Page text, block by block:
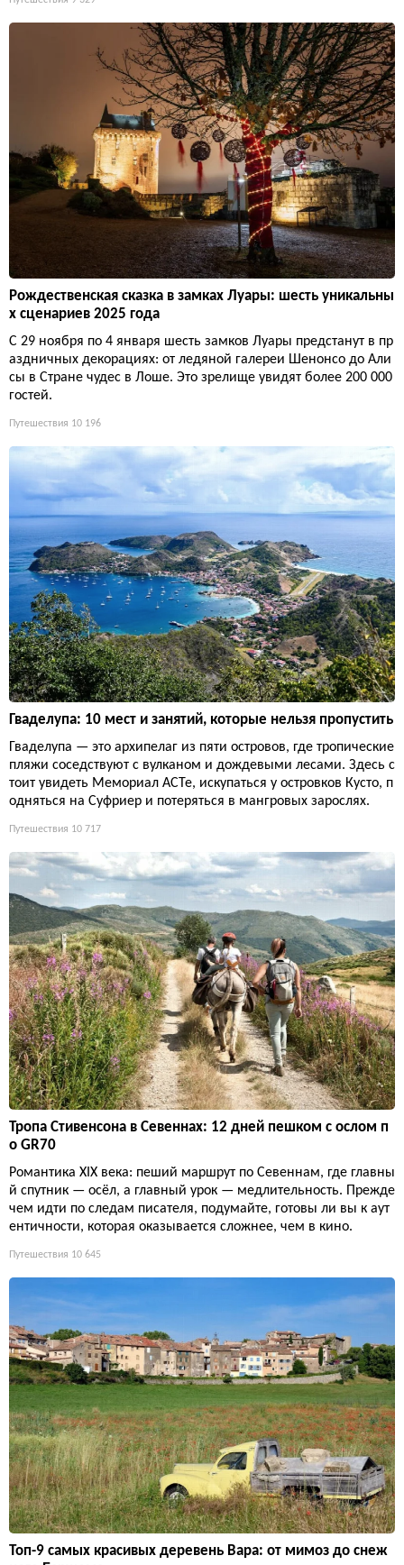
Рождественская сказка в замках Луары: шесть уникальны
х сценариев 2025 года
С 29 ноября по 4 января шесть замков Луары предстанут в пр
аздничных декорациях: от ледяной галереи Шенонсо до Али
сы в Стране чудес в Лоше. Это зрелище увидят более 200 000
гостей.
Путешествия 10 196
Гваделупа: 10 мест и занятий, которые нельзя пропустить
Гваделупа — это архипелаг из пяти островов, где тропические
пляжи соседствуют с вулканом и дождевыми лесами. Здесь с
тоит увидеть Мемориал ACTe, искупаться у островков Кусто, п
одняться на Суфриер и потеряться в мангровых зарослях.
Путешествия 10 717
Тропа Стивенсона в Севеннах: 12 дней пешком с ослом п
о GR70
Романтика XIX века: пеший маршрут по Севеннам, где главны
й спутник — осёл, а главный урок — медлительность. Прежде
чем идти по следам писателя, подумайте, готовы ли вы к аут
ентичности, которая оказывается сложнее, чем в кино.
Путешествия 10 645
Топ-9 самых красивых деревень Вара: от мимоз до снеж